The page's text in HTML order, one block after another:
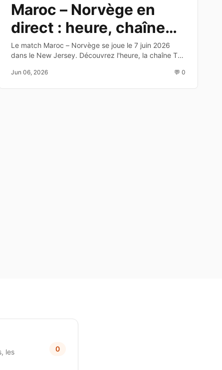
Maroc – Norvège en
direct : heure, chaîne
TV et dernier test avant
le Mondial 2026
Le match Maroc – Norvège se joue le 7 juin 2026
dans le New Jersey. Découvrez l'heure, la chaîne TV,
Monde 2026.
Jun 06, 2026 💬 0
les
0